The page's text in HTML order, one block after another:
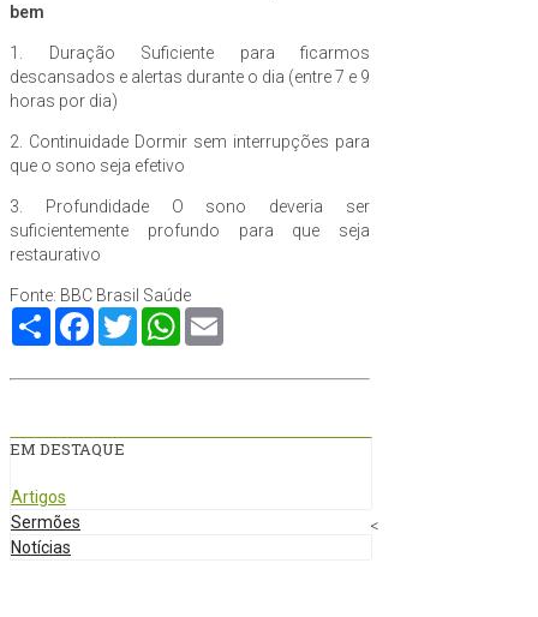
bem
1. Duração Suficiente para ficarmos
descansados e alertas durante o dia (entre 7 e 9
horas por dia)
2. Continuidade Dormir sem interrupções para
que o sono seja efetivo
3. Profundidade O sono deveria ser
suficientemente profundo para que seja
restaurativo
Fonte: BBC Brasil Saúde
Compartilhe
Facebook
TwitterWhatsApp
EM DESTAQUE
Artigos
Sermões
Notícias
<